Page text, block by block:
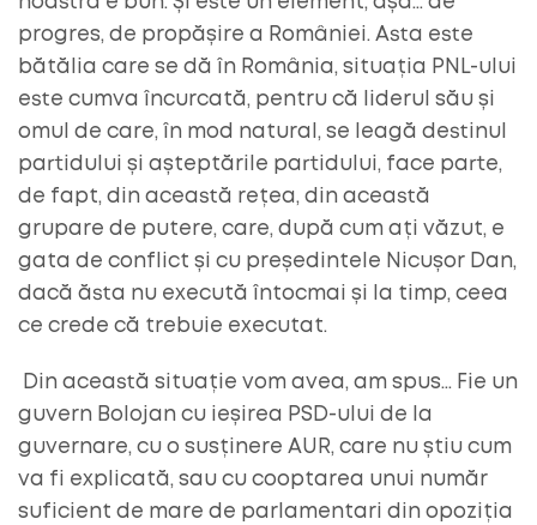
progres, de propășire a României. Asta este
bătălia care se dă în România, situația PNL-ului
este cumva încurcată, pentru că liderul său și
omul de care, în mod natural, se leagă destinul
partidului și așteptările partidului, face parte,
de fapt, din această rețea, din această
grupare de putere, care, după cum ați văzut, e
gata de conflict și cu președintele Nicușor Dan,
dacă ăsta nu execută întocmai și la timp, ceea
ce crede că trebuie executat.
Din această situație vom avea, am spus… Fie un
guvern Bolojan cu ieșirea PSD-ului de la
guvernare, cu o susținere AUR, care nu știu cum
va fi explicată, sau cu cooptarea unui număr
suficient de mare de parlamentari din opoziția